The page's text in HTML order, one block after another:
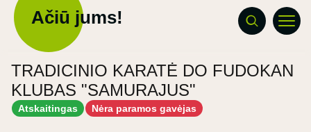
Ačiū jums!
TRADICINIO KARATĖ DO FUDOKAN
KLUBAS "SAMURAJUS"
Atskaitingas Nėra paramos gavėjas